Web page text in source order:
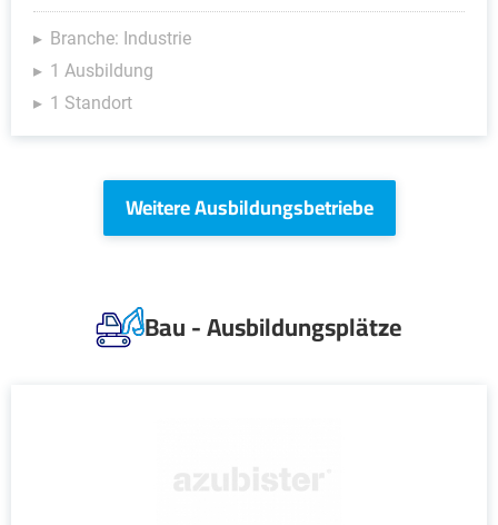
Branche: Industrie
1 Ausbildung
1 Standort
Weitere Ausbildungsbetriebe
Bau - Ausbildungsplätze